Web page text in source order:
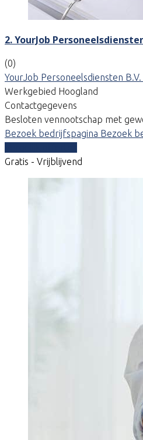
2. YourJob
(0)
YourJob Personeelsdiensten
Werkgebied Hoogland
Contactgegevens
Besloten vennootschap met
Bezoek bedrijfspagina Bezoek
Gratis - Vrijblijvend